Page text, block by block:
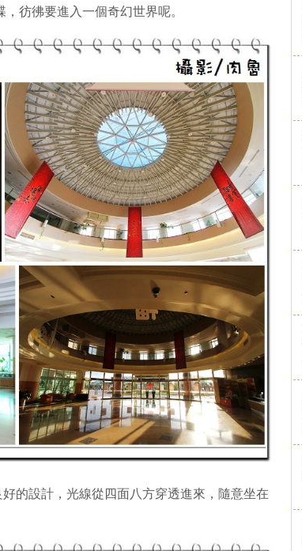
彷彿要進入一個奇幻世界呢。
的設計，光線從四面八方穿透進來，隨意坐在